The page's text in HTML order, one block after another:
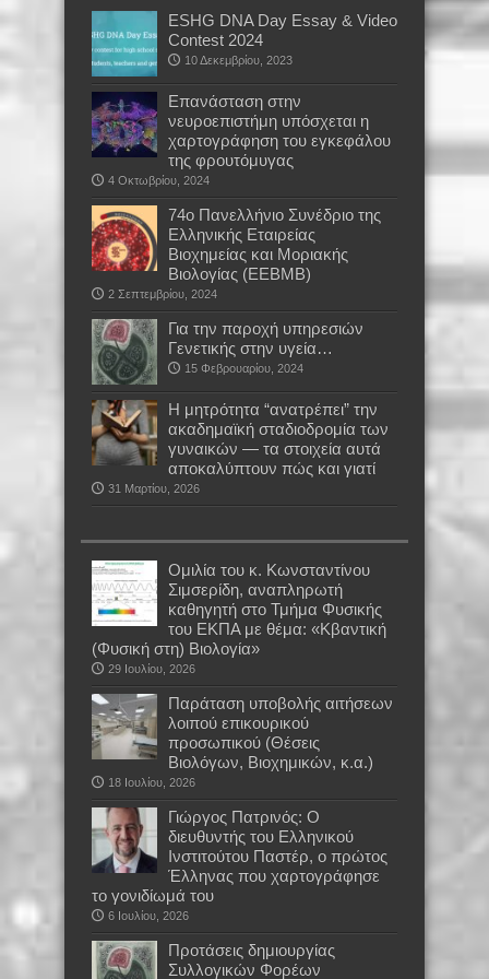
ESHG DNA Day Essay & Video
Contest 2024
10 Δεκεμβρίου, 2023
Επανάσταση στην
νευροεπιστήμη υπόσχεται η
χαρτογράφηση του εγκεφάλου
της φρουτόμυγας
4 Οκτωβρίου, 2024
74ο Πανελλήνιο Συνέδριο της
Ελληνικής Εταιρείας
Βιοχημείας και Μοριακής
Βιολογίας (EEBMB)
2 Σεπτεμβρίου, 2024
Για την παροχή υπηρεσιών
Γενετικής στην υγεία…
15 Φεβρουαρίου, 2024
Η μητρότητα “ανατρέπει” την
ακαδημαϊκή σταδιοδρομία των
γυναικών — τα στοιχεία αυτά
αποκαλύπτουν πώς και γιατί
31 Μαρτίου, 2026
Oμιλία του κ. Κωνσταντίνου
Σιμσερίδη, αναπληρωτή
καθηγητή στο Τμήμα Φυσικής
του ΕΚΠΑ με θέμα: «Κβαντική
(Φυσική στη) Βιολογία»
29 Ιουλίου, 2026
Παράταση υποβολής αιτήσεων
λοιπού επικουρικού
προσωπικού (Θέσεις
Βιολόγων, Βιοχημικών, κ.α.)
18 Ιουλίου, 2026
Γιώργος Πατρινός: Ο
διευθυντής του Ελληνικού
Ινστιτούτου Παστέρ, ο πρώτος
Έλληνας που χαρτογράφησε
το γονιδίωμά του
6 Ιουλίου, 2026
Προτάσεις δημιουργίας
Συλλογικών Φορέων